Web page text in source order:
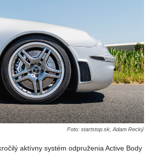
Foto: startstop.sk, Adam Recký
aktívny systém odpruženia Active Body